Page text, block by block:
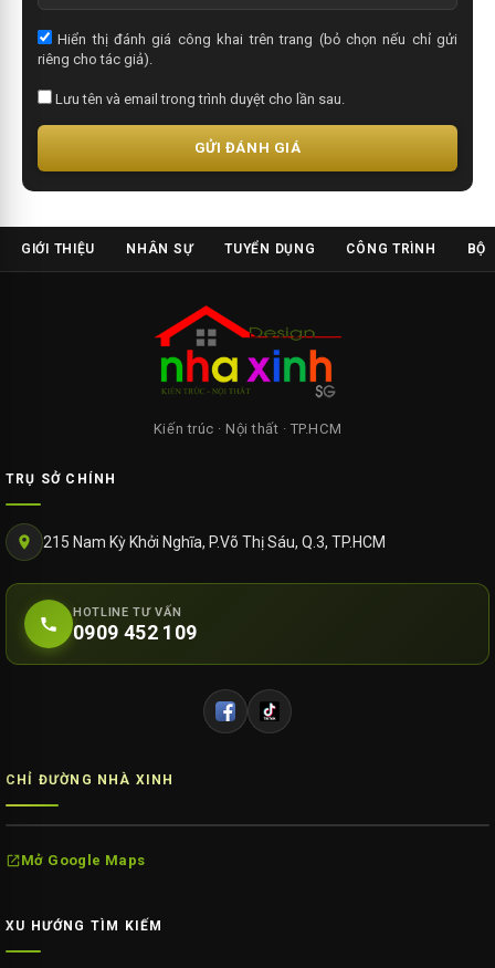
Hiển thị đánh giá công khai trên trang (bỏ chọn nếu chỉ gửi
riêng cho tác giả).
Lưu tên và email trong trình duyệt cho lần sau.
GỬI ĐÁNH GIÁ
GIỚI THIỆU NHÂN SỰ TUYỂN DỤNG CÔNG TRÌNH BỘ
Kiến trúc · Nội thất · TP.HCM
TRỤ SỞ CHÍNH
215 Nam Kỳ Khởi Nghĩa, P.Võ Thị Sáu, Q.3, TP.HCM
HOTLINE TƯ VẤN
0909 452 109
CHỈ ĐƯỜNG NHÀ XINH
Mở Google Maps
XU HƯỚNG TÌM KIẾM